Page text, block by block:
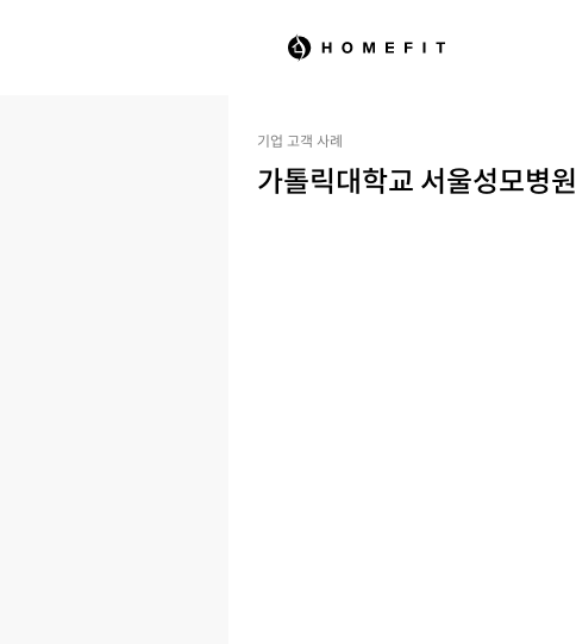
기업 고객 사례
가톨릭대학교 서울성모병원